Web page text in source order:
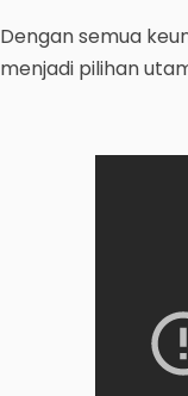
Dengan semua
menjadi pilihan